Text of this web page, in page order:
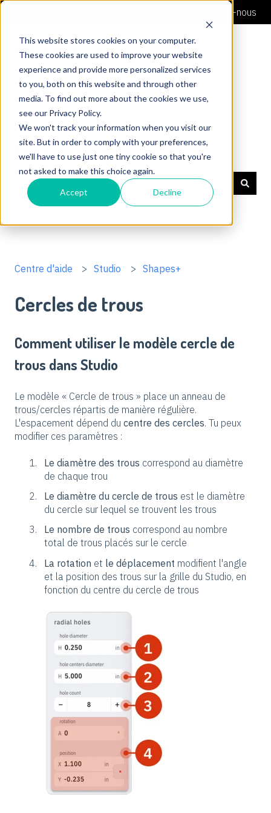
This website stores cookies on your computer.
These cookies are used to improve your website
experience and provide more personalized services
to you, both on this website and through other
media. To find out more about the cookies we use,
see our Privacy Policy.
We won't track your information when you visit our
site. But in order to comply with your preferences,
we'll have to use just one tiny cookie so that you're
not asked to make this choice again.
Accept Decline
Afficher le sous-menu pour les traductions
Contacte-nous
Soutien Shaper
Il n'y a aucune suggestion car le champ de recherche
Centre d'aide Studio Shapes+
Cercles de trous
Comment utiliser le modèle cercle de
trous dans Studio
Le modèle « Cercle de trous » place un anneau de
trous/cercles répartis de manière régulière.
L'espacement dépend du centre des cercles. Tu peux
modifier ces paramètres :
Le diamètre des trous correspond au diamètre
de chaque trou
Le diamètre du cercle de trous est le diamètre
du cercle sur lequel se trouvent les trous
Le nombre de trous correspond au nombre
total de trous placés sur le cercle
La rotation et le déplacement modifient l'angle
et la position des trous sur la grille du Studio, en
fonction du centre du cercle de trous